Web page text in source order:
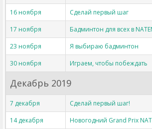
16 ноября
Сделай первый шаг
17 ноября
Бадминтон для всех в
23 ноября
Я выбираю бадминтон
30 ноября
Играем, чтобы побеждать
Декабрь 2019
7 декабря
Сделай первый шаг!
14 декабря
Новогодний Grand Prix